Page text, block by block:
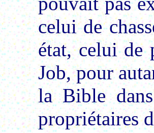
celui de
état, celui de
Job, pour
la Bible
propriétaires